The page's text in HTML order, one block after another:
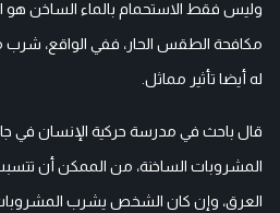
وليس فقط الاستحمام بالماء الساخن
مكافحة الطقس الحار، ففي الواقع،
له أيضا تأثير مماثل.
قال باحث في مدرسة حركية الإنسان في
المشروبات الساخنة، من الممكن أن
العرق، وإن كان الشخص يشرب